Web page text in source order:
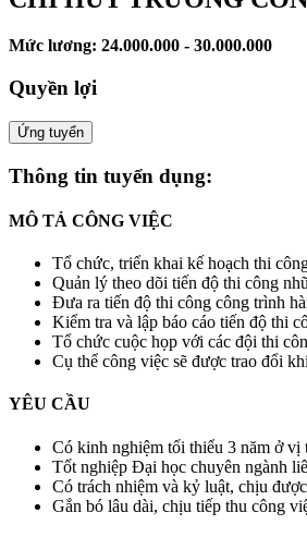
Mức lương: 24.000.000 - 30.000.000
Quyền lợi
Ứng tuyển
Thông tin tuyển dụng:
MÔ TẢ CÔNG VIỆC
Tổ chức, triển khai kế hoạch thi
Quản lý theo dõi tiến độ thi công
Đưa ra tiến độ thi công công trình
Kiểm tra và lập báo cáo tiến độ thi
Tổ chức cuộc họp với các đội thi
Cụ thể công việc sẽ được trao đổi
YÊU CẦU
Có kinh nghiệm tối thiểu 3 năm ở vị
Tốt nghiệp Đại học chuyên ngành
Có trách nhiệm và kỷ luật, chịu
Gắn bó lâu dài, chịu tiếp thu công